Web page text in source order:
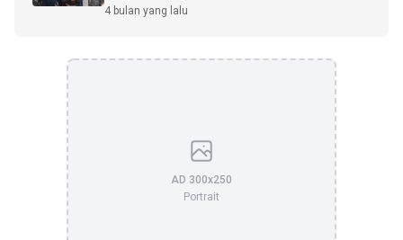
4 bulan yang lalu
AD 300x250
Portrait